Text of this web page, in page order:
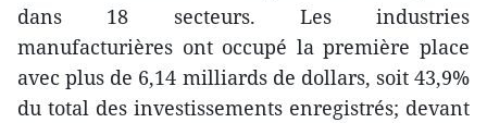
dans 18 secteurs. Les industries
manufacturières ont occupé la première place
avec plus de 6,14 milliards de dollars, soit 43,9%
du total des investissements enregistrés; devant